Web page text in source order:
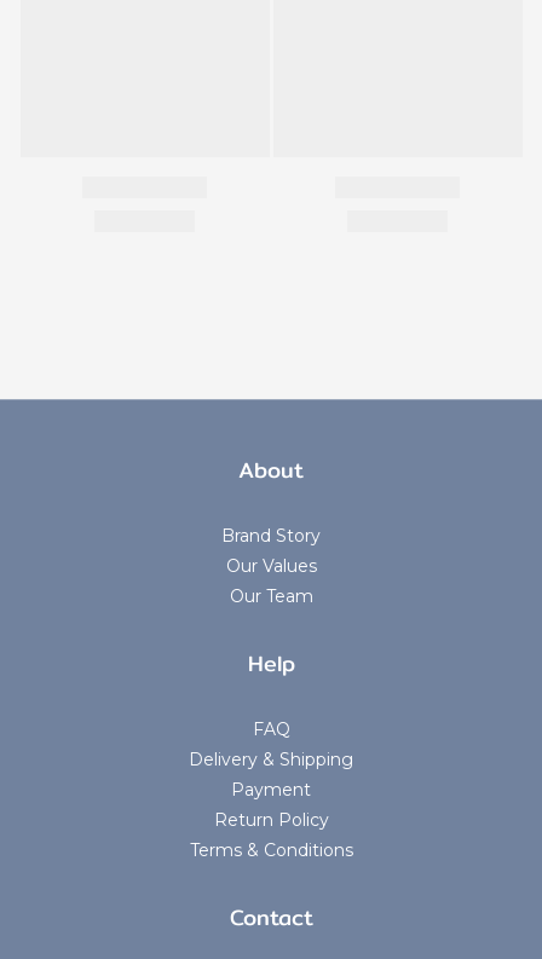
About
Brand Story
Our Values
Our Team
Help
FAQ
Delivery & Shipping
Payment
Return Policy
Terms & Conditions
Contact